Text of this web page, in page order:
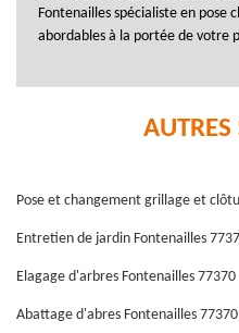
Fontenailles spécialiste en pose
abordables à la portée de votre
AUTRES
Pose et changement grillage et
Entretien de jardin Fontenailles
Elagage d'arbres Fontenailles 77370
Abattage d'abres Fontenailles 77370